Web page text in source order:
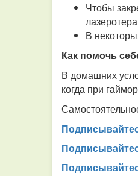
Чтобы
В
Как помочь
В домашних
когда при